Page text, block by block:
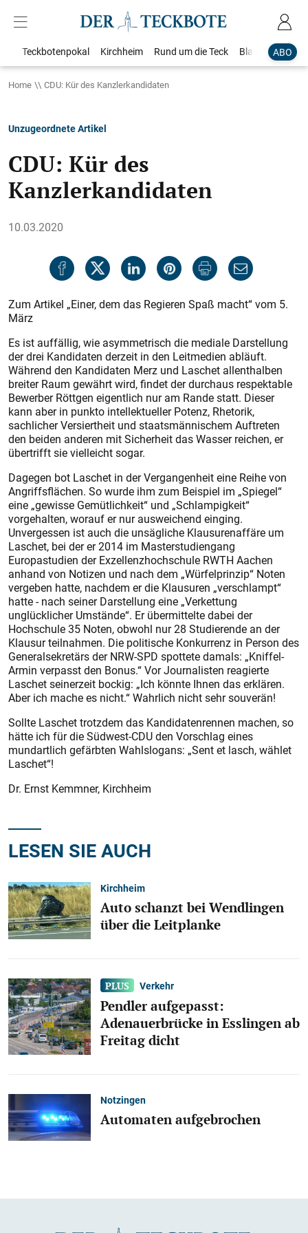
ABO
Teckbotenpokal Kirchheim Rund um die Teck Blaulicht
Home CDU: Kür des Kanzlerkandidaten
Unzugeordnete Artikel
CDU: Kür des
Kanzlerkandidaten
10.03.2020
Zum Artikel „Einer, dem das Regieren Spaß macht“ vom 5.
März
Es ist auffällig, wie asymmetrisch die mediale Darstellung
der drei Kandidaten derzeit in den Leitmedien abläuft.
Während den Kandidaten Merz und Laschet allenthalben
breiter Raum gewährt wird, findet der durchaus respektable
Bewerber Röttgen eigentlich nur am Rande statt. Dieser
kann aber in punkto intellektueller Potenz, Rhetorik,
sachlicher Versiertheit und staatsmännischem Auftreten
den beiden anderen mit Sicherheit das Wasser reichen, er
übertrifft sie vielleicht sogar.
Dagegen bot Laschet in der Vergangenheit eine Reihe von
Angriffsflächen. So wurde ihm zum Beispiel im „Spiegel“
eine „gewisse Gemütlichkeit“ und „Schlampigkeit“
vorgehalten, worauf er nur ausweichend einging.
Unvergessen ist auch die unsägliche Klausurenaffäre um
Laschet, bei der er 2014 im Masterstudiengang
Europastudien der Exzellenzhochschule RWTH Aachen
anhand von Notizen und nach dem „Würfelprinzip“ Noten
vergeben hatte, nachdem er die Klausuren „verschlampt“
hatte - nach seiner Darstellung eine „Verkettung
unglücklicher Umstände“. Er übermittelte dabei der
Hochschule 35 Noten, obwohl nur 28 Studierende an der
Klausur teilnahmen. Die politische Konkurrenz in Person des
Generalsekretärs der NRW-SPD spottete damals: „Kniffel-
Armin verpasst den Bonus.“ Vor Journalisten reagierte
Laschet seinerzeit bockig: „Ich könnte Ihnen das erklären.
Aber ich mache es nicht.“ Wahrlich nicht sehr souverän!
Sollte Laschet trotzdem das Kandidatenrennen machen, so
hätte ich für die Südwest-CDU den Vorschlag eines
mundartlich gefärbten Wahlslogans: „Sent et lasch, wählet
Laschet“!
Dr. Ernst Kemmner, Kirchheim
LESEN SIE AUCH
Kirchheim
Auto schanzt bei Wendlingen
über die Leitplanke
Verkehr
Pendler aufgepasst:
Adenauerbrücke in Esslingen ab
Freitag dicht
Notzingen
Automaten aufgebrochen